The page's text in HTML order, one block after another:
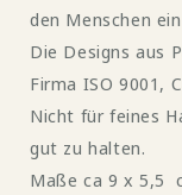
den Menschen
Die Designs aus
Firma ISO 9001,
Nicht für feines
gut zu halten.
Maße ca 9 x 5,5